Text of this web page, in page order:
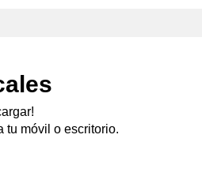
tu móvil o escritorio.